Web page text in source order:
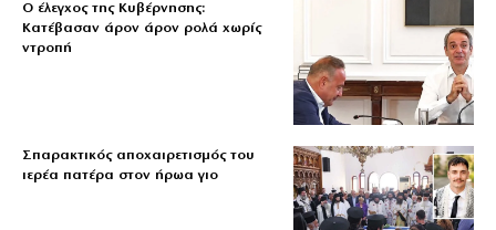
Ο έλεγχος της Κυβέρνησης:
Κατέβασαν άρον άρον ρολά χωρίς
ντροπή
Σπαρακτικός αποχαιρετισμός του
ιερέα πατέρα στον ήρωα γιο